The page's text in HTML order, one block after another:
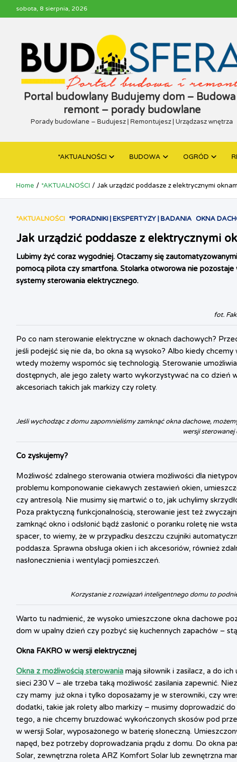
sobota, 8 sierpnia, 2026
Portal budowlany Budujemy dom – Budowa
remont – porady budowlane
Porady budowlane – Budujesz | Remontujesz | Urządzasz wnętrza
*AKTUALNOŚCI BUDOWA OGRÓD
Home *AKTUALNOŚCI Jak urządzić poddasze z elektrycznymi
*AKTUALNOŚCI *PORADNIKI | EKSPERTYZY | BADANIA OKNA
Jak urządzić poddasze z elektrycznymi
Lubimy żyć coraz wygodniej. Otaczamy się
pomocą pilota czy smartfona. Stolarka otworowa nie
systemy sterowania elektrycznego.
fot.
Po co nam sterowanie elektryczne w oknach dachowych?
jeśli podejść się nie da, bo okna są wysoko? Albo kiedy
wtedy możemy wspomóc się technologią. Sterowanie
dostępnych, ale jego zalety warto wykorzystywać na co dzień
akcesoriach takich jak markizy czy rolety.
Jeśli wychodząc z domu zapomnieliśmy zamknąć okna dachowe,
wersji sterowanej
Co zyskujemy?
Możliwość zdalnego sterowania otwiera możliwości dla
problemu komponowanie ciekawych zestawień okien,
czy antresolą. Nie musimy się martwić o to, jak uchylimy
Poza praktyczną funkcjonalnością, sterowanie jest też
zamknąć okno i odsłonić bądź zasłonić o poranku roletę nie
spacer, to wiemy, że w przypadku deszczu czujniki
poddasza. Sprawna obsługa okien i ich akcesoriów, również
nasłonecznienia i wentylacji pomieszczeń.
Korzystanie z rozwiązań inteligentnego domu to
Warto tu nadmienić, że wysoko umieszczone okna dachowe
dom w upalny dzień czy pozbyć się kuchennych zapachów –
Okna FAKRO w wersji elektrycznej
Okna z możliwością sterowania mają siłownik i zasilacz, a do
sieci 230 V – ale trzeba taką możliwość zasilania zapewnić.
czy mamy już okna i tylko doposażamy je w sterowniki, czy
dodatki, takie jak rolety albo markizy – musimy doprowadzić
tego, a nie chcemy bruzdować wykończonych skosów pod
w wersji Solar, wyposażonego w baterię słoneczną.
napęd, bez potrzeby doprowadzania prądu z domu. Do okna
Solar, zewnętrzna roleta ARZ Komfort Solar lub zewnętrzna